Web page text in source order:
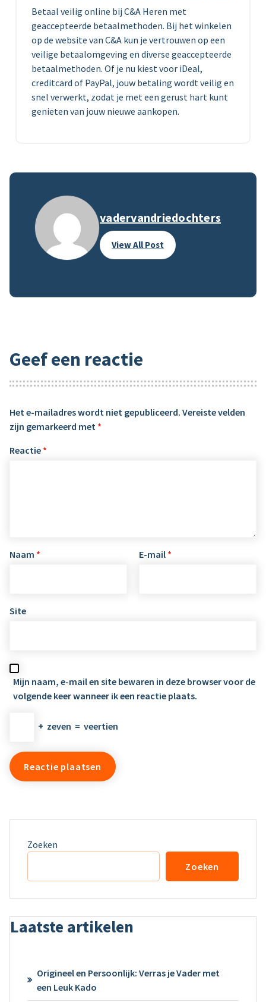
Betaal veilig online bij C&A Heren met
geaccepteerde betaalmethoden. Bij het winkelen
op de website van C&A kun je vertrouwen op een
veilige betaalomgeving en diverse geaccepteerde
betaalmethoden. Of je nu kiest voor iDeal,
creditcard of PayPal, jouw betaling wordt veilig en
snel verwerkt, zodat je met een gerust hart kunt
genieten van jouw nieuwe aankopen.
vadervandriedochters
View All Post
Geef een reactie
Het e-mailadres wordt niet gepubliceerd. Vereiste velden
zijn gemarkeerd met *
Reactie *
Naam * E-mail *
Site
Mijn naam, e-mail en site bewaren in deze browser voor de
volgende keer wanneer ik een reactie plaats.
+ zeven = veertien
Zoeken
Zoeken
Laatste artikelen
Origineel en Persoonlijk: Verras je Vader met
een Leuk Kado